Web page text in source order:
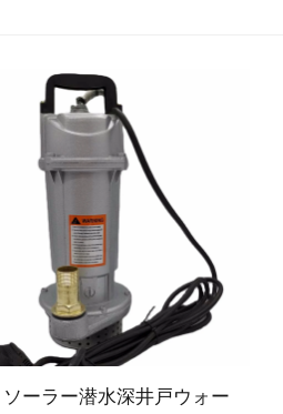
ソーラー潜水深井戸ウォー